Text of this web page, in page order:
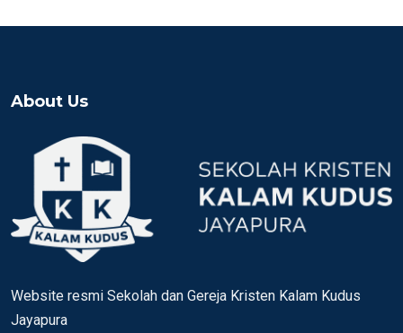
About Us
Website resmi Sekolah dan Gereja Kristen Kalam Kudus
Jayapura